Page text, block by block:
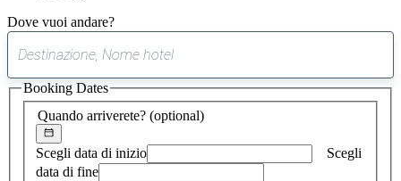
Dove vuoi andare?
suggerimento
trovato
Quando arriverete? (optional)
Scegli data di inizio
Scegli
data di fine
Booking Dates